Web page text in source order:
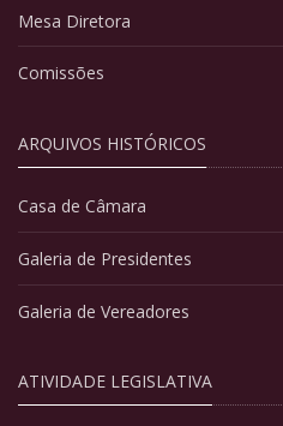
Mesa Diretora
Comissões
ARQUIVOS HISTÓRICOS
Casa de Câmara
Galeria de Presidentes
Galeria de Vereadores
ATIVIDADE LEGISLATIVA